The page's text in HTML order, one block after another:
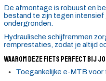
De afmontage is robuust en
bestand te zijn tegen intensief
ondergronden.
Hydraulische schijfremmen
remprestaties, zodat je altijd
Waarom deze fiets perfect bij
Toegankelijke e-MTB voor